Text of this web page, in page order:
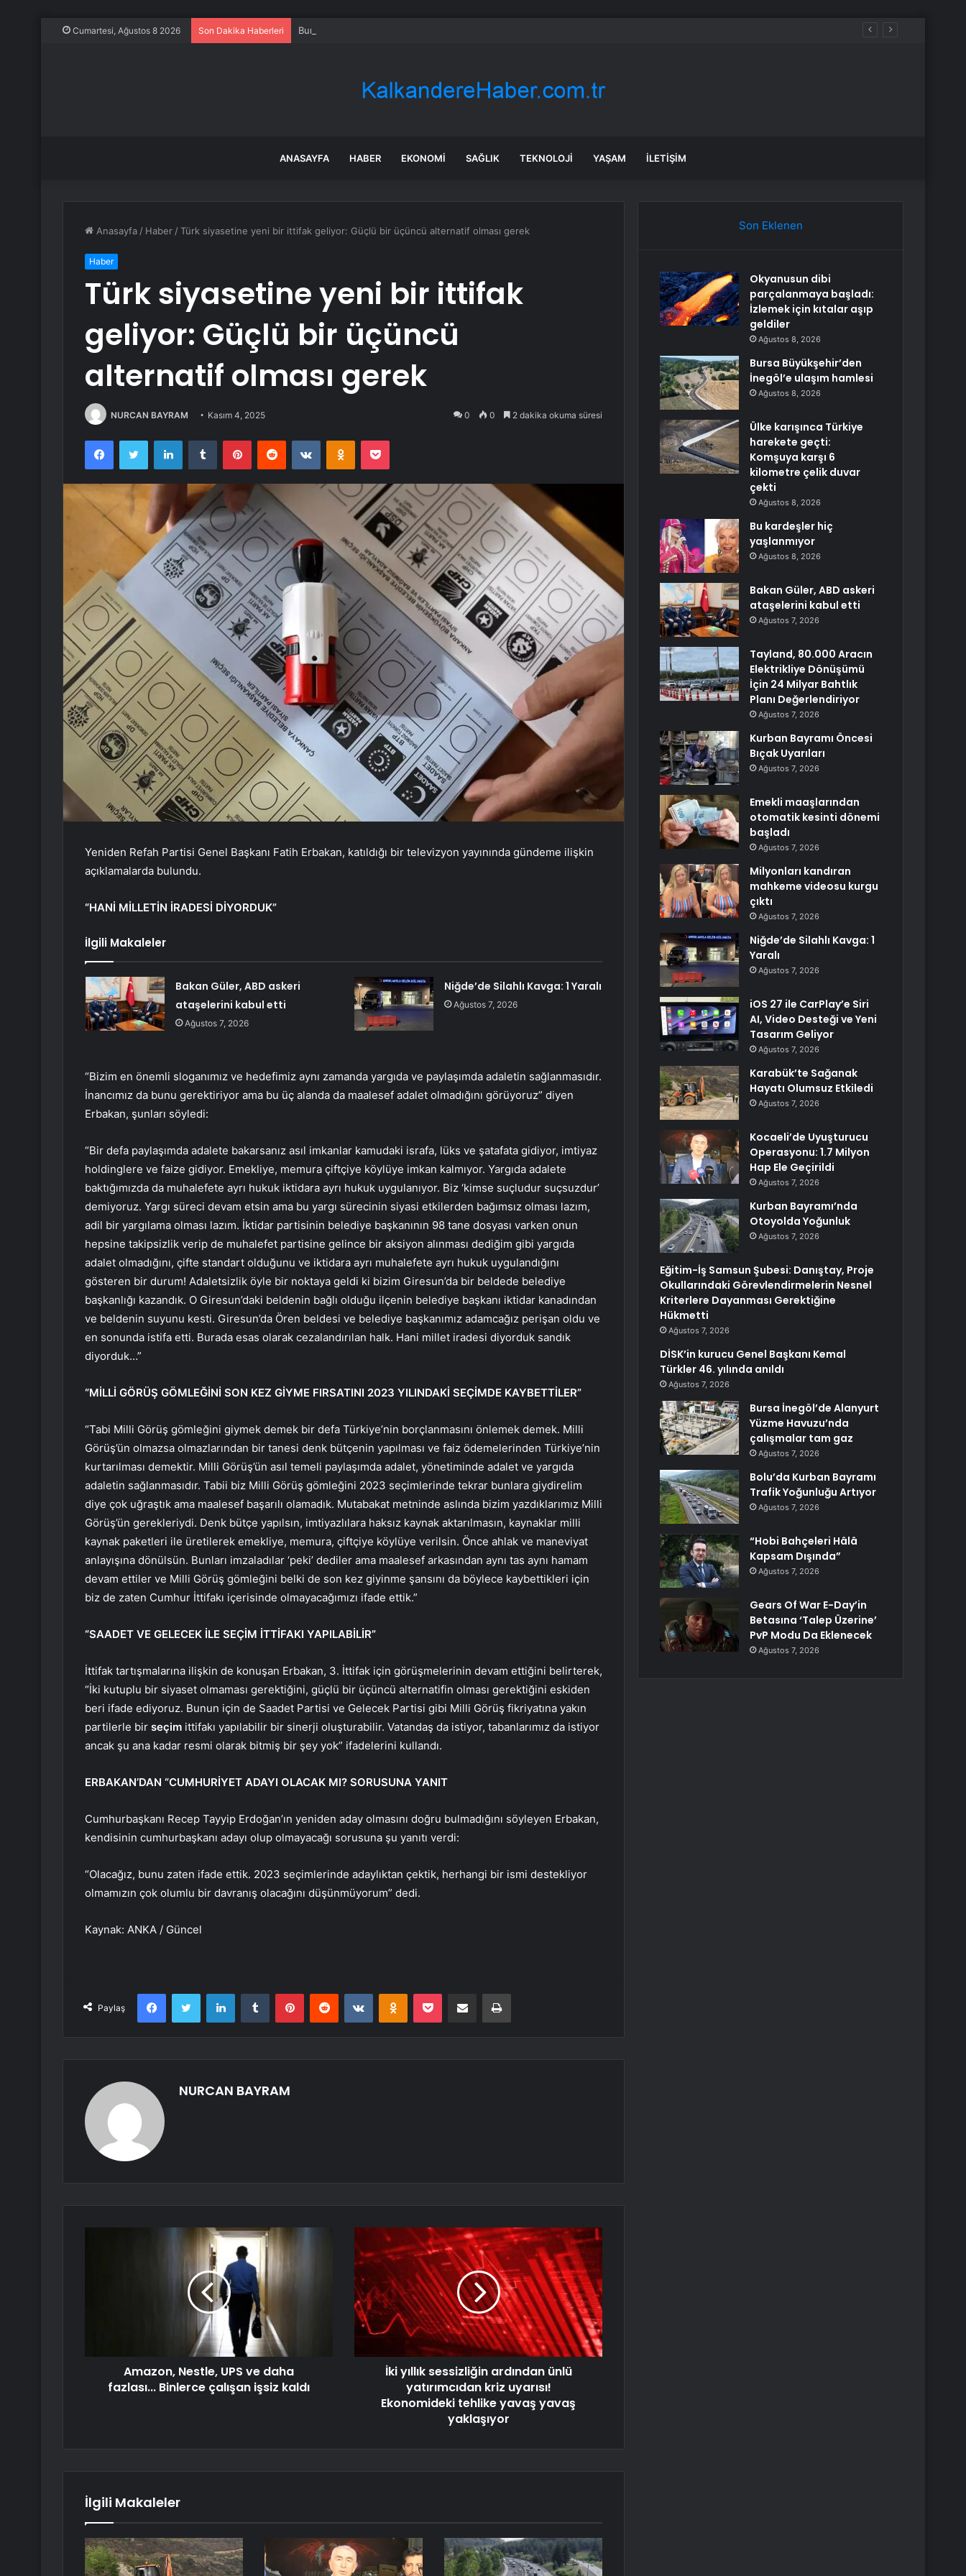
Cumartesi, Ağustos 8 2026 Son Dakika Haberleri Bursa Büyükşehir’den İnegöl’e ulaşım hamlesi
ANASAYFA HABER EKONOMI SAĞLIK TEKNOLOJI YAŞAM İLETIŞIM
Anasayfa / Haber /Türk siyasetine yeni bir ittifak geliyor: Güçlü bir üçüncü alternatif olması gerek
Haber
Türk siyasetine yeni bir ittifak
geliyor: Güçlü bir üçüncü
alternatif olması gerek
NURCAN BAYRAM Kasım 4, 2025 0 0 2 dakika okuma süresi
FacebookTwitter LinkedInTumblr PinterestReddit VKontakteOdnoklassniki
Pocket
Yeniden Refah Partisi Genel Başkanı Fatih Erbakan, katıldığı bir televizyon yayınında gündeme ilişkin
açıklamalarda bulundu.
“HANİ MİLLETİN İRADESİ DİYORDUK”
İlgili Makaleler
Bakan Güler, ABD askeri
ataşelerini kabul etti
Ağustos 7, 2026
Niğde’de Silahlı Kavga: 1 Yaralı
Ağustos 7, 2026
“Bizim en önemli sloganımız ve hedefimiz aynı zamanda yargıda ve paylaşımda adaletin sağlanmasıdır.
İnancımız da bunu gerektiriyor ama bu üç alanda da maalesef adalet olmadığını görüyoruz” diyen
Erbakan, şunları söyledi:
“Bir defa paylaşımda adalete bakarsanız asıl imkanlar kamudaki israfa, lüks ve şatafata gidiyor, imtiyaz
holdinglere ve faize gidiyor. Emekliye, memura çiftçiye köylüye imkan kalmıyor. Yargıda adalete
baktığımızda da muhalefete ayrı hukuk iktidara ayrı hukuk uygulanıyor. Biz ‘kimse suçludur suçsuzdur’
demiyoruz. Yargı süreci devam etsin ama bu yargı sürecinin siyasi etkilerden bağımsız olması lazım,
adil bir yargılama olması lazım. İktidar partisinin belediye başkanının 98 tane dosyası varken onun
hepsine takipsizlik verip de muhalefet partisine gelince bir aksiyon alınması dediğim gibi yargıda
adalet olmadığını, çifte standart olduğunu ve iktidara ayrı muhalefete ayrı hukuk uygulandığını
gösteren bir durum! Adaletsizlik öyle bir noktaya geldi ki bizim Giresun’da bir beldede belediye
başkanlığı kazandık. O Giresun’daki beldenin bağlı olduğu ilçenin belediye başkanı iktidar kanadından
ve beldenin suyunu kesti. Giresun’da Ören beldesi ve belediye başkanımız adamcağız perişan oldu ve
en sonunda istifa etti. Burada esas olarak cezalandırılan halk. Hani millet iradesi diyorduk sandık
diyorduk…”
“MİLLİ GÖRÜŞ GÖMLEĞİNİ SON KEZ GİYME FIRSATINI 2023 YILINDAKİ SEÇİMDE KAYBETTİLER”
“Tabi Milli Görüş gömleğini giymek demek bir defa Türkiye’nin borçlanmasını önlemek demek. Milli
Görüş’ün olmazsa olmazlarından bir tanesi denk bütçenin yapılması ve faiz ödemelerinden Türkiye’nin
kurtarılması demektir. Milli Görüş’ün asıl temeli paylaşımda adalet, yönetiminde adalet ve yargıda
adaletin sağlanmasıdır. Tabii biz Milli Görüş gömleğini 2023 seçimlerinde tekrar bunlara giydirelim
diye çok uğraştık ama maalesef başarılı olamadık. Mutabakat metninde aslında bizim yazdıklarımız Milli
Görüş’ün gerekleriydi. Denk bütçe yapılsın, imtiyazlılara haksız kaynak aktarılmasın, kaynaklar milli
kaynak paketleri ile üretilerek emekliye, memura, çiftçiye köylüye verilsin. Önce ahlak ve maneviyat
anlayışına dönülsün. Bunları imzaladılar ‘peki’ dediler ama maalesef arkasından aynı tas aynı hamam
devam ettiler ve Milli Görüş gömleğini belki de son kez giyinme şansını da böylece kaybettikleri için
biz de zaten Cumhur İttifakı içerisinde olmayacağımızı ifade ettik.”
“SAADET VE GELECEK İLE SEÇİM İTTİFAKI YAPILABİLİR”
İttifak tartışmalarına ilişkin de konuşan Erbakan, 3. İttifak için görüşmelerinin devam ettiğini belirterek,
“İki kutuplu bir siyaset olmaması gerektiğini, güçlü bir üçüncü alternatifin olması gerektiğini eskiden
beri ifade ediyoruz. Bunun için de Saadet Partisi ve Gelecek Partisi gibi Milli Görüş fikriyatına yakın
partilerle bir seçim ittifakı yapılabilir bir sinerji oluşturabilir. Vatandaş da istiyor, tabanlarımız da istiyor
ancak şu ana kadar resmi olarak bitmiş bir şey yok” ifadelerini kullandı.
ERBAKAN’DAN “CUMHURİYET ADAYI OLACAK MI? SORUSUNA YANIT
Cumhurbaşkanı Recep Tayyip Erdoğan’ın yeniden aday olmasını doğru bulmadığını söyleyen Erbakan,
kendisinin cumhurbaşkanı adayı olup olmayacağı sorusuna şu yanıtı verdi:
“Olacağız, bunu zaten ifade ettik. 2023 seçimlerinde adaylıktan çektik, herhangi bir ismi destekliyor
olmamızın çok olumlu bir davranış olacağını düşünmüyorum” dedi.
Kaynak: ANKA / Güncel
Paylaş
FacebookTwitter LinkedInTumblr PinterestReddit VKontakteOdnoklassniki
Pocket E-Posta ile paylaş Yazdır
NURCAN BAYRAM
Amazon, Nestle, UPS ve daha
fazlası... Binlerce çalışan işsiz kaldı
İki yıllık sessizliğin ardından ünlü
yatırımcıdan kriz uyarısı!
Ekonomideki tehlike yavaş yavaş
yaklaşıyor
İlgili Makaleler
Son Eklenen
Okyanusun dibi
parçalanmaya başladı:
İzlemek için kıtalar aşıp
geldiler
Ağustos 8, 2026
Bursa Büyükşehir’den
İnegöl’e ulaşım hamlesi
Ağustos 8, 2026
Ülke karışınca Türkiye
harekete geçti:
Komşuya karşı 6
kilometre çelik duvar
çekti
Ağustos 8, 2026
Bu kardeşler hiç
yaşlanmıyor
Ağustos 8, 2026
Bakan Güler, ABD askeri
ataşelerini kabul etti
Ağustos 7, 2026
Tayland, 80.000 Aracın
Elektrikliye Dönüşümü
İçin 24 Milyar Bahtlık
Planı Değerlendiriyor
Ağustos 7, 2026
Kurban Bayramı Öncesi
Bıçak Uyarıları
Ağustos 7, 2026
Emekli maaşlarından
otomatik kesinti dönemi
başladı
Ağustos 7, 2026
Milyonları kandıran
mahkeme videosu kurgu
çıktı
Ağustos 7, 2026
Niğde’de Silahlı Kavga: 1
Yaralı
Ağustos 7, 2026
iOS 27 ile CarPlay’e Siri
AI, Video Desteği ve Yeni
Tasarım Geliyor
Ağustos 7, 2026
Karabük’te Sağanak
Hayatı Olumsuz Etkiledi
Ağustos 7, 2026
Kocaeli’de Uyuşturucu
Operasyonu: 1.7 Milyon
Hap Ele Geçirildi
Ağustos 7, 2026
Kurban Bayramı’nda
Otoyolda Yoğunluk
Ağustos 7, 2026
Eğitim-İş Samsun Şubesi: Danıştay, Proje
Okullarındaki Görevlendirmelerin Nesnel
Kriterlere Dayanması Gerektiğine
Hükmetti
Ağustos 7, 2026
DİSK’in kurucu Genel Başkanı Kemal
Türkler 46. yılında anıldı
Ağustos 7, 2026
Bursa İnegöl’de Alanyurt
Yüzme Havuzu’nda
çalışmalar tam gaz
Ağustos 7, 2026
Bolu’da Kurban Bayramı
Trafik Yoğunluğu Artıyor
Ağustos 7, 2026
“Hobi Bahçeleri Hâlâ
Kapsam Dışında”
Ağustos 7, 2026
Gears Of War E-Day’in
Betasına ‘Talep Üzerine’
PvP Modu Da Eklenecek
Ağustos 7, 2026